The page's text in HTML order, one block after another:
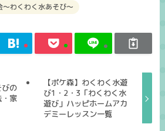
～わくわく水あそび～
びの
家
【ポケ森】わくわく水遊
び1・2・3「わくわく水
遊び」ハッピホームアカ
デミーレッスン一覧